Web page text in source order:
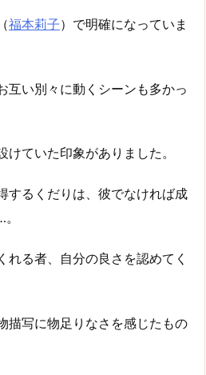
福本莉子）で明確になっていま
互い別々に動くシーンも多かっ
ていた印象がありました。
するくだりは、彼でなければ成
れる者、自分の良さを認めてく
描写に物足りなさを感じたもの